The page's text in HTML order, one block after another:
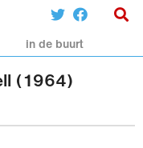
in de buurt
(1964)